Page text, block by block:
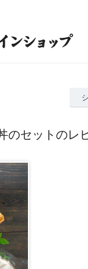
のセットのレ